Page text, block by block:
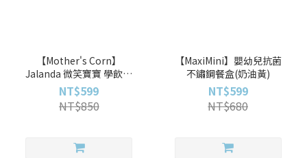
【Mother's Corn】
Jalanda 微笑寶寶 學飲杯
200ml
NT$599
NT$850
【MaxiMini】嬰幼兒抗菌
不鏽鋼餐盒(奶油黃)
NT$599
NT$680